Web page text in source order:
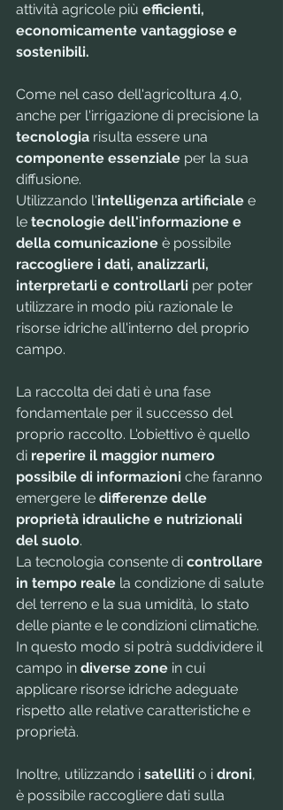
attività agricole più efficienti,
economicamente vantaggiose e
sostenibili.
Come nel caso dell'agricoltura 4.0,
anche per l'irrigazione di precisione la
tecnologia risulta essere una
componente essenziale per la sua
diffusione.
Utilizzando l'intelligenza artificiale e
le tecnologie dell'informazione e
della comunicazione è possibile
raccogliere i dati, analizzarli,
interpretarli e controllarli per poter
utilizzare in modo più razionale le
risorse idriche all'interno del proprio
campo.
La raccolta dei dati è una fase
fondamentale per il successo del
proprio raccolto. L'obiettivo è quello
di reperire il maggior numero
possibile di informazioni che faranno
emergere le differenze delle
proprietà idrauliche e nutrizionali
del suolo.
La tecnologia consente di controllare
in tempo reale la condizione di salute
del terreno e la sua umidità, lo stato
delle piante e le condizioni climatiche.
In questo modo si potrà suddividere il
campo in diverse zone in cui
applicare risorse idriche adeguate
rispetto alle relative caratteristiche e
proprietà.
Inoltre, utilizzando i satelliti o i droni,
è possibile raccogliere dati sulla